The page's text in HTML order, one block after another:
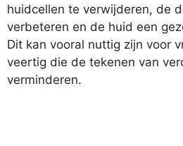
huidcellen te verwijderen, de
verbeteren en de huid een
Dit kan vooral nuttig zijn voor
veertig die de tekenen van
verminderen.